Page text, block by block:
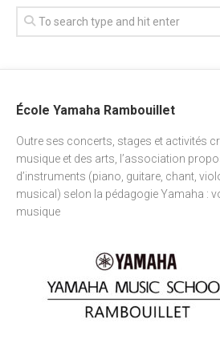
École Yamaha Rambouillet
Outre ses concerts, stages et activités
musique et des arts, l’association
d’instruments (piano, guitare, chant,
musical) selon la pédagogie Yamaha :
musique